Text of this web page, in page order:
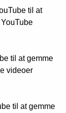
til at
til at gemme
videoer
til at gemme